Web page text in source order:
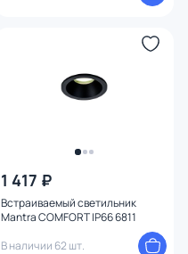
1 417 ₽
Встраиваемый светильник
Mantra COMFORT IP66 6811
В наличии 62 шт.